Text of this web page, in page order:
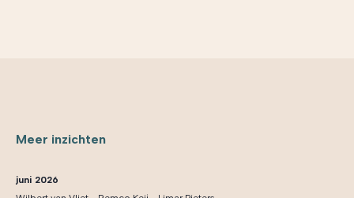
Meer inzichten
juni 2026